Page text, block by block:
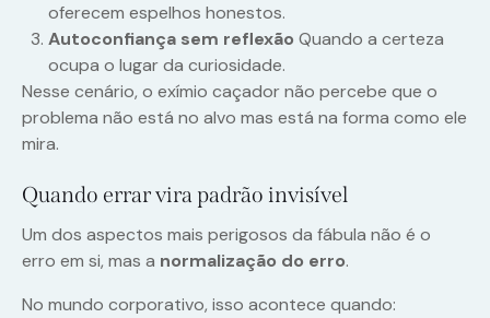
oferecem espelhos honestos.
Autoconfiança sem reflexão Quando a certeza
ocupa o lugar da curiosidade.
Nesse cenário, o exímio caçador não percebe que o
problema não está no alvo mas está na forma como ele
mira.
Quando errar vira padrão invisível
Um dos aspectos mais perigosos da fábula não é o
erro em si, mas a normalização do erro.
No mundo corporativo, isso acontece quando: